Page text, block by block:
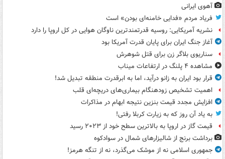
آهوی ایرانی
فریاد مردم «فدایی خامنه‌ای بودن» است
نشریه آمریکایی: روسیه قدرتمندترین ناوگان هوایی در کل اروپا را دارد
آغاز جنگ ایران برای پایان قدرت آمریکا بود
سناریوی بلاگر زن برای قتل شوهرش
مشاهده ۴ پلنگ در ارتفاعات میناب
قرار بود ایران به زانو درآید، اما به ابرقدرت منطقه تبدیل شد!
اهمیت تشخیص زودهنگام بیماری‌های دریچه‌ای قلب
افزایش مجدد قیمت بنزین نتیجه ابهام در مذاکرات
به یاد آن روز که به زیارت کربلا رفتی!
قیمت گاز در اروپا به بالاترین سطح خود از ۲۰۲۳ رسید
برداشت برنج از شالیزارهای شمال در سوادکوه
جمهوری اسلامی نه از موشک می‌گذرد، نه از تنگه هرمز!